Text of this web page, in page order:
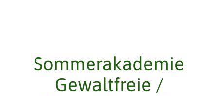
Sommerakademie
Gewaltfreie /